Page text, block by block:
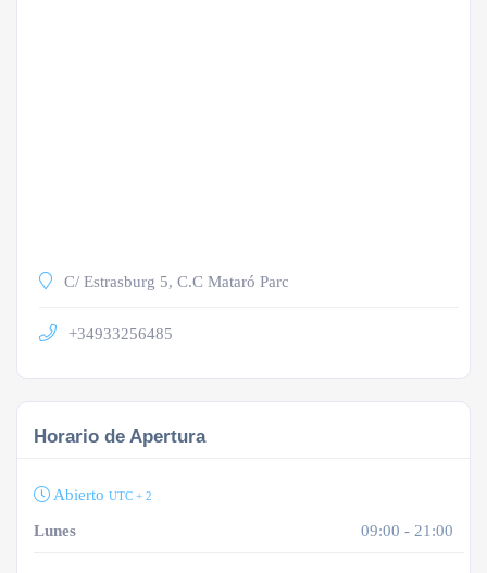
C/ Estrasburg 5, C.C Mataró Parc
+34933256485
Horario de Apertura
Abierto UTC + 2
Lunes 09:00 - 21:00